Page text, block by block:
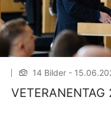
14 Bilder -
VETERANENTAG